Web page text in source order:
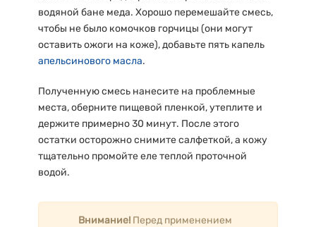
водяной бане меда. Хорошо перемешайте смесь,
чтобы не было комочков горчицы (они могут
оставить ожоги на коже), добавьте пять капель
апельсинового масла.
Полученную смесь нанесите на проблемные
места, оберните пищевой пленкой, утеплите и
держите примерно 30 минут. После этого
остатки осторожно снимите салфеткой, а кожу
тщательно промойте еле теплой проточной
водой.
Внимание! Перед применением